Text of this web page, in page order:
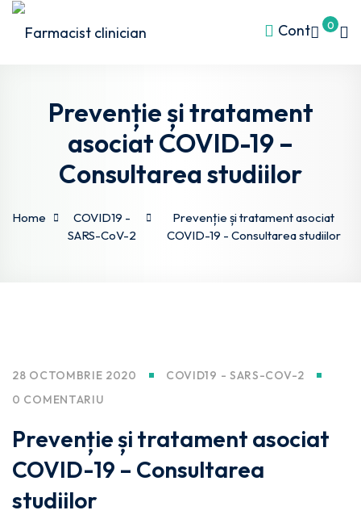
Cont 0
Prevenție și tratament
asociat COVID-19 –
Consultarea studiilor
Home
COVID19 -
SARS-CoV-2
Prevenție și tratament asociat
COVID-19 - Consultarea studiilor
28 OCTOMBRIE 2020
COVID19 - SARS-COV-2
0 COMENTARIU
Prevenție și tratament asociat
COVID-19 – Consultarea
studiilor